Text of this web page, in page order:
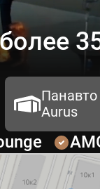
Панавто
Aurus